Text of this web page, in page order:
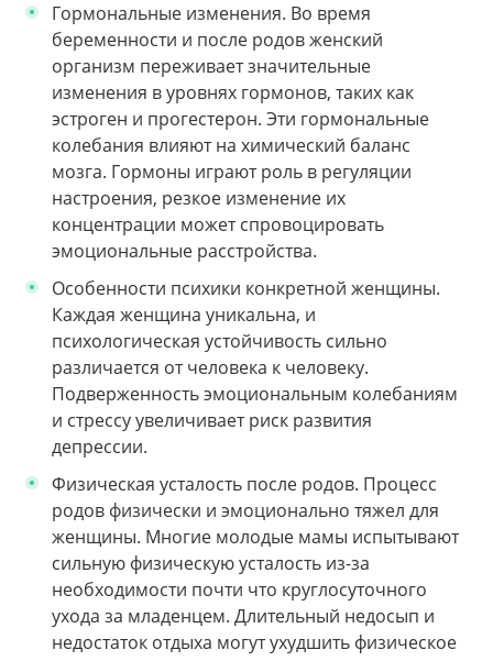
Гормональные изменения. Во время
беременности и после родов женский
организм переживает значительные
изменения в уровнях гормонов, таких как
эстроген и прогестерон. Эти гормональные
колебания влияют на химический баланс
мозга. Гормоны играют роль в регуляции
настроения, резкое изменение их
концентрации может спровоцировать
эмоциональные расстройства.
Особенности психики конкретной женщины.
Каждая женщина уникальна, и
психологическая устойчивость сильно
различается от человека к человеку.
Подверженность эмоциональным колебаниям
и стрессу увеличивает риск развития
депрессии.
Физическая усталость после родов. Процесс
родов физически и эмоционально тяжел для
женщины. Многие молодые мамы испытывают
сильную физическую усталость из-за
необходимости почти что круглосуточного
ухода за младенцем. Длительный недосып и
недостаток отдыха могут ухудшить физическое